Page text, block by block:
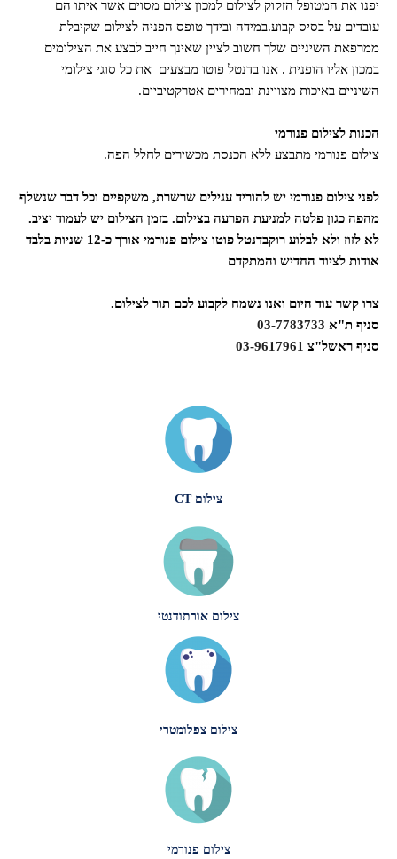
יפנו את המטופל הזקוק לצילום למכון צילום מסוים אשר איתו הם
עובדים על בסיס קבוע.במידה ובידך טופס הפניה לצילום שקיבלת
ממרפאת השיניים שלך חשוב לציין שאינך חייב לבצע את הצילומים
במכון אליו הופנית . אנו בדנטל פוטו מבצעים את כל סוגי צילומי
השיניים באיכות מצויינת ובמחירים אטרקטיביים.
הכנות לצילום פנורמי
צילום פנורמי מתבצע ללא הכנסת מכשירים לחלל הפה.
לפני צילום פנורמי יש להוריד עגילים שרשרת, משקפיים וכל דבר שנשלף
מהפה כגון פלטה למניעת הפרעה בצילום.בזמן הצילום יש לעמוד יציב.
לא לזוז ולא לבלוע רוק
בדנטל פוטו צילום פנורמי אורך כ-12 שניות בלבד
אודות לציוד החדיש והמתקדם
צרו קשר עוד היום ואנו נשמח לקבוע לכם תור לצילום.
סניף ת"א03-7783733
סניף ראשל"צ03-9617961
צילום CT
צילום אורתודנטי
צילום צפלומטרי
צילום פנורמי